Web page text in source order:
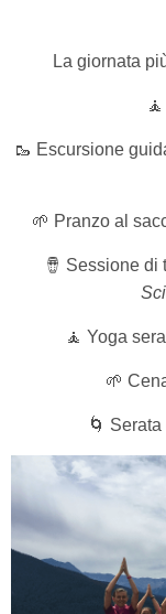
La giornata
🥾 Escursione
🌱 Pranzo al
🪘 Sessione di
🧘 Yoga
🌱
🌀